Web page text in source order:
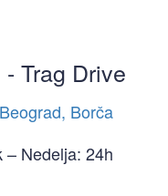
Trag Drive
Borča
– Nedelja: 24h